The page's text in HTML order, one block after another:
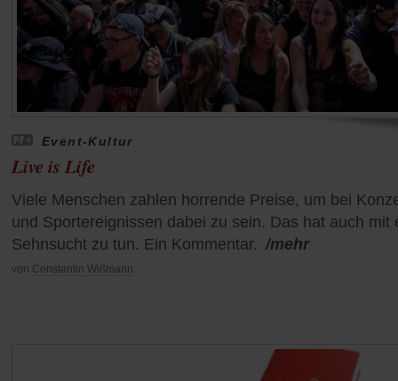
Event-Kultur
Live is Life
Viele Menschen zahlen horrende Preise, um bei
und Sportereignissen dabei zu sein. Das hat auch mit
Sehnsucht zu tun. Ein Kommentar. /mehr
von Constantin Wißmann